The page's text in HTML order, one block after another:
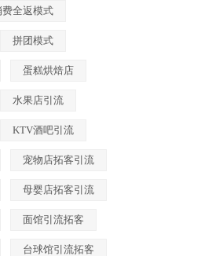
费全返模式
拼团模式
蛋糕烘焙店
水果店引流
KTV酒吧引流
宠物店拓客引流
母婴店拓客引流
面馆引流拓客
台球馆引流拓客